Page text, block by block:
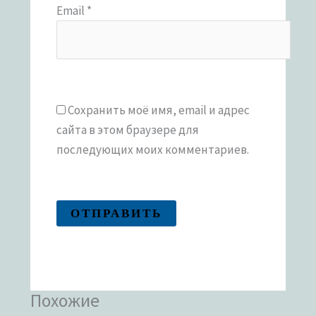
Email *
Сохранить моё имя, email и адрес
сайта в этом браузере для
последующих моих комментариев.
Похожие